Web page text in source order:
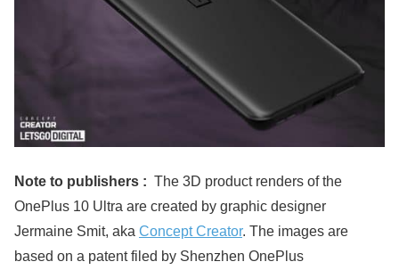
Note to publishers : The 3D product renders of the
OnePlus 10 Ultra are created by graphic designer
Jermaine Smit, aka Concept Creator. The images are
based on a patent filed by Shenzhen OnePlus